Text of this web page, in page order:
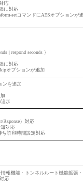
応
に対応
setコマンドにAESオプションが
| respond seconds }
に対応
オプションが追加
ンを追加
追加
Rsponse）対応
知対応
ち許容時間設定対応
報機能・トンネルルート機能拡張・
応